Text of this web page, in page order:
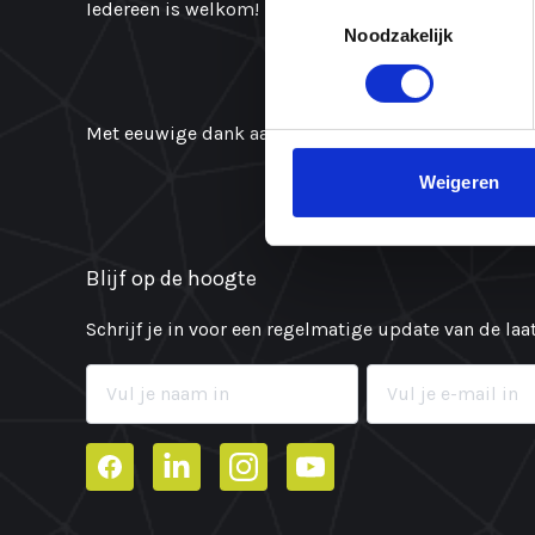
Noodzakelijk
Weigeren
Iedereen is welkom!
Met eeuwige dank aan Bouke de Boer en Dorien
Blijf op de hoogte
Schrijf je in voor een regelmatige update van de
FacebookLinkedInInstagramYouTube